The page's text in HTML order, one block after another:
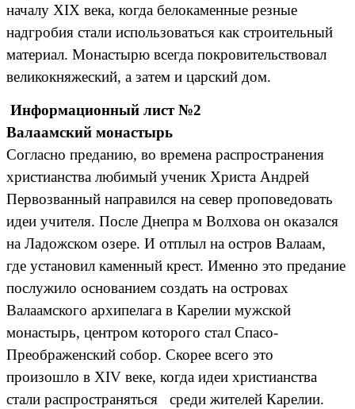
началу XIX века, когда белокаменные резные
надгробия стали использоваться как строительный
материал. Монастырю всегда покровительствовал
великокняжеский, а затем и царский дом.
Информационный лист №2
Валаамский монастырь
Согласно преданию, во времена распространения
христианства любимый ученик Христа Андрей
Первозванный направился на север проповедовать
идеи учителя. После Днепра м Волхова он оказался
на Ладожском озере. И отплыл на остров Валаам,
где установил каменный крест. Именно это предание
послужило основанием создать на островах
Валаамского архипелага в Карелии мужской
монастырь, центром которого стал Спасо-
Преображенский собор. Скорее всего это
произошло в XIV веке, когда идеи христианства
стали распространяться среди жителей Карелии.